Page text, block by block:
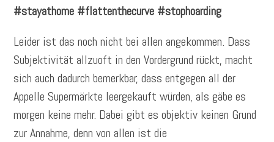
#stayathome #flattenthecurve #stophoarding
Leider ist das noch nicht bei allen angekommen. Dass
Subjektivität allzuoft in den Vordergrund rückt, macht
sich auch dadurch bemerkbar, dass entgegen all der
Appelle Supermärkte leergekauft würden, als gäbe es
morgen keine mehr. Dabei gibt es objektiv keinen Grund
zur Annahme, denn von allen ist die